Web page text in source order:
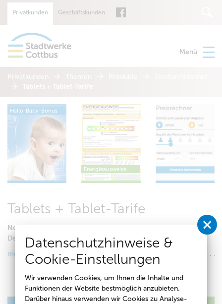
Suche
Privatkunden Geschäftskunden
Menü
Privatkunden
Hallo-Baby-Bonus
Energieausweise
Tablets + Tablet-Tarife
Neueste Tablets inklusive Flatrate
Dein neues Tablet oder iPad jetzt inklusive günstiger Flatrate.
mehr Informationen
vorheriger Artikel // Übersicht // nächster Artikel
Datenschutzhinweise &
Cookie-Einstellungen
Wir verwenden Cookies, um Ihnen die Inhalte und
Funktionen der Website bestmöglich anzubieten.
Darüber hinaus verwenden wir Cookies zu Analyse-